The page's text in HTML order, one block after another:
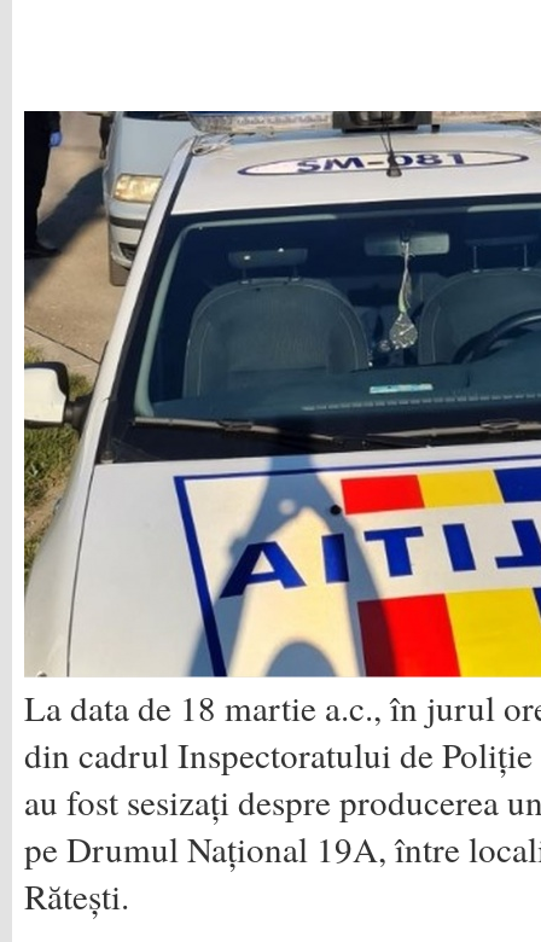
La data de 18 martie a.c., în jurul
din cadrul Inspectoratului de Poliție
au fost sesizați despre producerea
pe Drumul Național 19A, între
Rătești.